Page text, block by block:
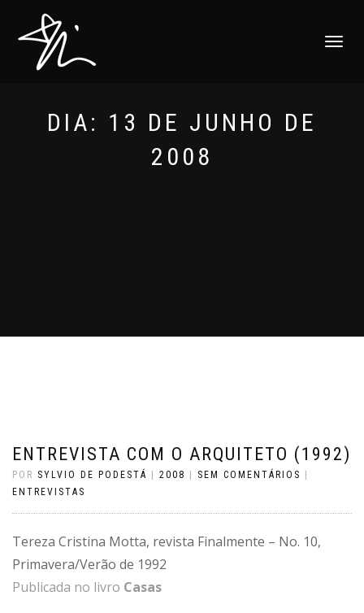
ALTERNAR
DIA: 13 DE JUNHO DE
2008
ENTREVISTA COM O ARQUITETO (1992)
POR SYLVIO DE PODESTÁ 2008 SEM COMENTÁRIOS
ENTREVISTAS
Tereza Cristina Motta, revista Finalmente – No. 10,
Primavera/Verão de 1992
Publicada no livro Casas